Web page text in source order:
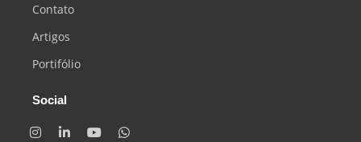
Contato
Artigos
Portifólio
Social